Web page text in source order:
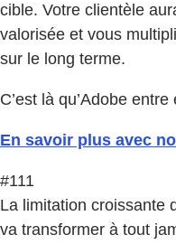
cible. Votre clientèle
valorisée et vous
sur le long terme.
C’est là qu’Adobe
En savoir plus avec
#111
La limitation croissante
va transformer à tout